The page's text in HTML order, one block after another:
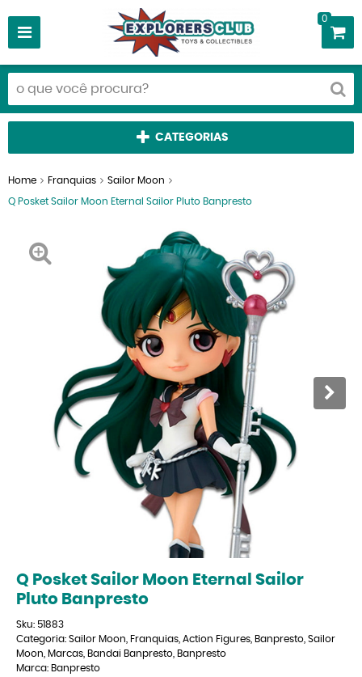
0
CATEGORIAS
Home Franquias Sailor Moon
Q Posket Sailor Moon Eternal Sailor Pluto Banpresto
Q Posket Sailor Moon Eternal Sailor
Pluto Banpresto
Sku: 51883
Categoria: Sailor Moon Franquias Action Figures Banpresto Sailor
Moon
Marcas Bandai Banpresto Banpresto
Marca: Banpresto